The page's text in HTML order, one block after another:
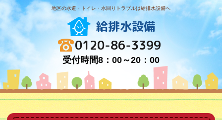
地区の水道・トイレ・水回りトラブルは給排水設備へ
給排水設備
0120-86-3399
受付時間8：00～20：00